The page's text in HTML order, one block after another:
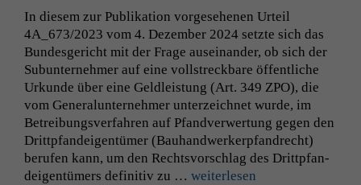
In diesem zur Pub­lika­tion vorge­se­henen Urteil
4A_673/2023 vom 4. Dezem­ber 2024 set­zte sich das
Bun­des­gericht mit der Frage auseinan­der, ob sich der
Sub­un­ternehmer auf eine voll­streck­bare öffentliche
Urkunde über eine Geldleis­tung (Art. 349 ZPO), die
vom Gen­er­alun­ternehmer unterze­ich­net wurde, im
Betrei­bungsver­fahren auf Pfand­ver­w­er­tung gegen den
Drittp­fan­deigen­tümer (Bauhandw­erk­erp­fan­drecht)
berufen kann, um den Rechtsvorschlag des Drittp­fan­
deigen­tümers defin­i­tiv zu … weit­er­lesen
angezeigt
werden kann.
Statistiken
Um unsere
Website zu
verbessern,
zeichnen
wir